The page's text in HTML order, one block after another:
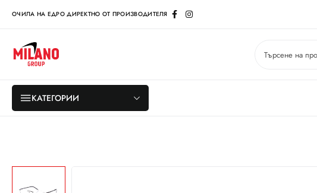
ОЧИЛА НА ЕДРО ДИРЕКТНО ОТ ПРОИЗВОДИТЕЛЯ
КАТЕГОРИИ